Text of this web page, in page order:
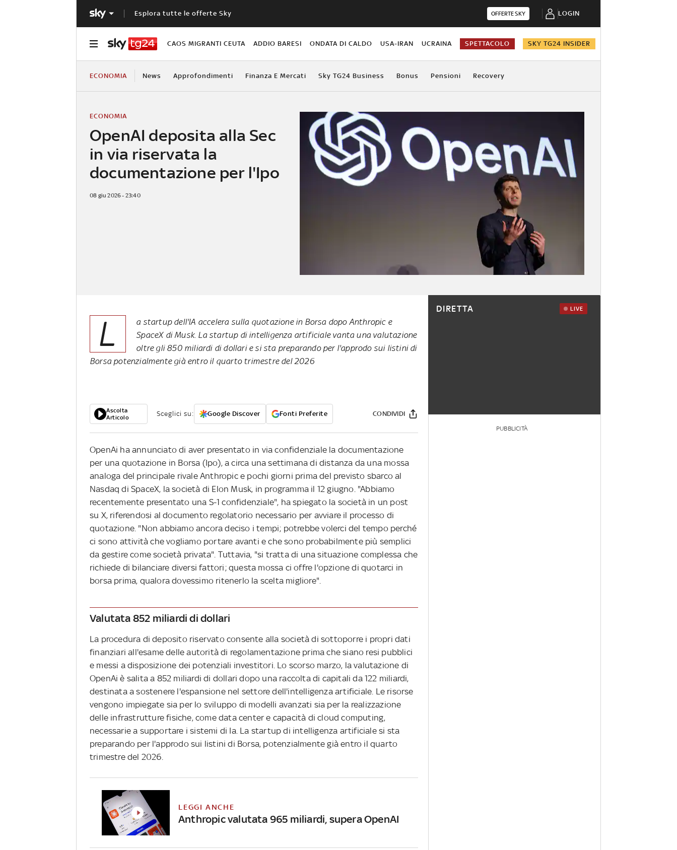
Esplora tutte le offerte Sky OFFERTE SKY LOGIN
CAOS MIGRANTI CEUTA ADDIO BARESI ONDATA DI CALDO USA-IRAN UCRAINA SPETTACOLO SKY TG24 INSIDER
ECONOMIA News Approfondimenti Finanza E Mercati Sky TG24 Business Bonus Pensioni Recovery
OpenAI deposita alla Sec
in via riservata la
documentazione per l'Ipo
ECONOMIA
08 giu 2026 - 23:40
L
a startup dell'IA accelera sulla quotazione in Borsa dopo Anthropic e
SpaceX di Musk. La startup di intelligenza artificiale vanta una valutazione
oltre gli 850 miliardi di dollari e si sta preparando per l'approdo sui listini di
Borsa potenzialmente già entro il quarto trimestre del 2026
Ascolta
Articolo
Sceglici su: Google Discover Fonti Preferite CONDIVIDI
OpenAi ha annunciato di aver presentato in via confidenziale la documentazione
per una quotazione in Borsa (Ipo), a circa una settimana di distanza da una mossa
analoga del principale rivale Anthropic e pochi giorni prima del previsto sbarco al
Nasdaq di SpaceX, la società di Elon Musk, in programma il 12 giugno. "Abbiamo
recentemente presentato una S-1 confidenziale", ha spiegato la società in un post
su X, riferendosi al documento regolatorio necessario per avviare il processo di
quotazione. "Non abbiamo ancora deciso i tempi; potrebbe volerci del tempo perché
ci sono attività che vogliamo portare avanti e che sono probabilmente più semplici
da gestire come società privata". Tuttavia, "si tratta di una situazione complessa che
richiede di bilanciare diversi fattori; questa mossa ci offre l'opzione di quotarci in
borsa prima, qualora dovessimo ritenerlo la scelta migliore".
Valutata 852 miliardi di dollari
La procedura di deposito riservato consente alla società di sottoporre i propri dati
finanziari all'esame delle autorità di regolamentazione prima che siano resi pubblici
e messi a disposizione dei potenziali investitori. Lo scorso marzo, la valutazione di
OpenAi è salita a 852 miliardi di dollari dopo una raccolta di capitali da 122 miliardi,
destinata a sostenere l'espansione nel settore dell'intelligenza artificiale. Le risorse
vengono impiegate sia per lo sviluppo di modelli avanzati sia per la realizzazione
delle infrastrutture fisiche, come data center e capacità di cloud computing,
necessarie a supportare i sistemi di Ia. La startup di intelligenza artificiale si sta
preparando per l'approdo sui listini di Borsa, potenzialmente già entro il quarto
trimestre del 2026.
LEGGI ANCHE
Anthropic valutata 965 miliardi, supera OpenAI
DIRETTA LIVE
PUBBLICITÀ